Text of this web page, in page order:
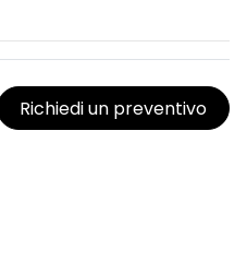
Richiedi un preventivo